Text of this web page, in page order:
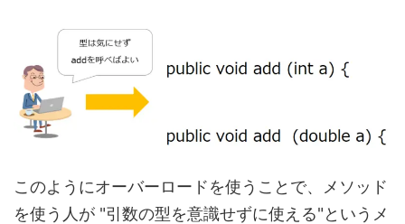
このようにオーバーロードを使うことで、メソッド
を使う人が "引数の型を意識せずに使える"というメ